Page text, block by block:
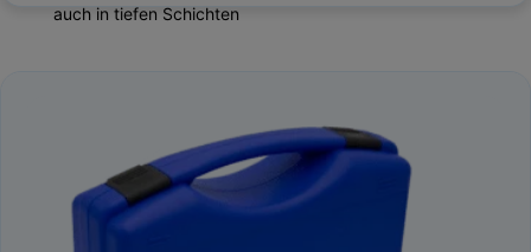
auch in tiefen Schichten